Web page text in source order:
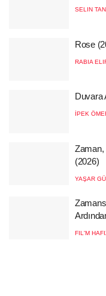
SELIN
Rose
RABIA
Duvara
İPEK
Zaman,
(2026)
YAŞAR
FIL'M